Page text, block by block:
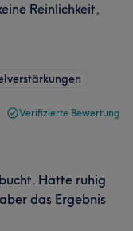
Reinlichkeit,
Verifizierte Bewertung
Hätte ruhig
das Ergebnis